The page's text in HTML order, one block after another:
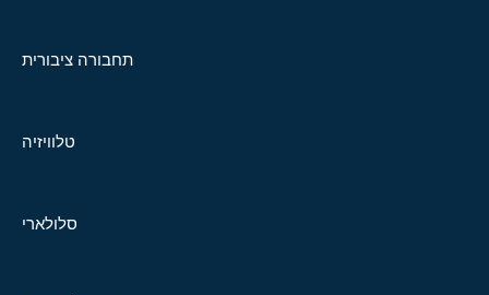
תחבורה ציבורית
טלוויזיה
סלולארי